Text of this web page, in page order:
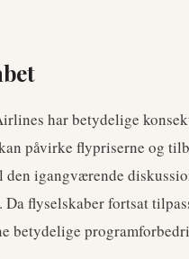
har betydelige
påvirke flypriserne og
igangværende
flyselskaber fortsat
betydelige